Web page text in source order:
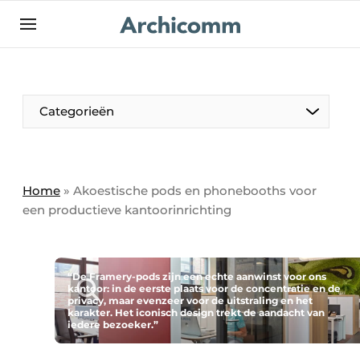
NL be-FR
Categorieën
Home » Akoestische pods en phonebooths voor
een productieve kantoorinrichting
“De Framery-pods zijn een echte aanwinst voor ons
kantoor: in de eerste plaats voor de concentratie en de
privacy, maar evenzeer voor de uitstraling en het
karakter. Het iconisch design trekt de aandacht van
iedere bezoeker.”